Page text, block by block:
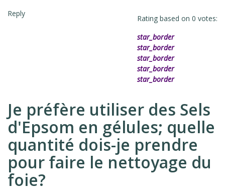
Rating based on 0 votes:
star_border
star_border
star_border
star_border
star_border
Reply
Je préfère utiliser des Sels
d'Epsom en gélules; quelle
quantité dois-je prendre
pour faire le nettoyage du
foie?